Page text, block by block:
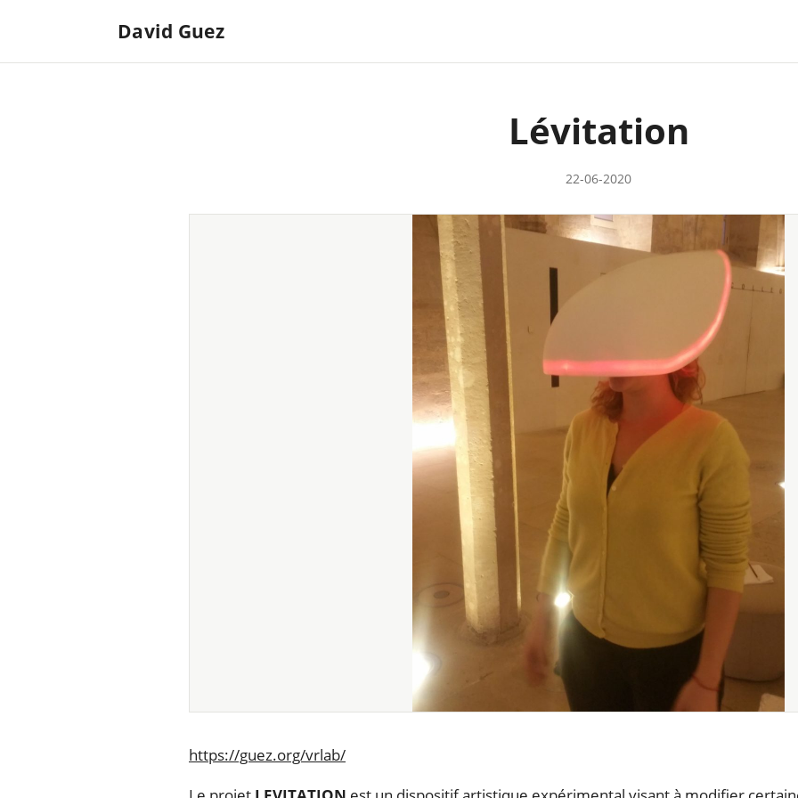
David Guez
Lévitation
22-06-2020
https://guez.org/vrlab/